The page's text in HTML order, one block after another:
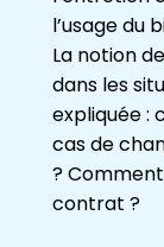
l’usage du
La notion
dans les
expliquée :
cas de
?
contrat ?